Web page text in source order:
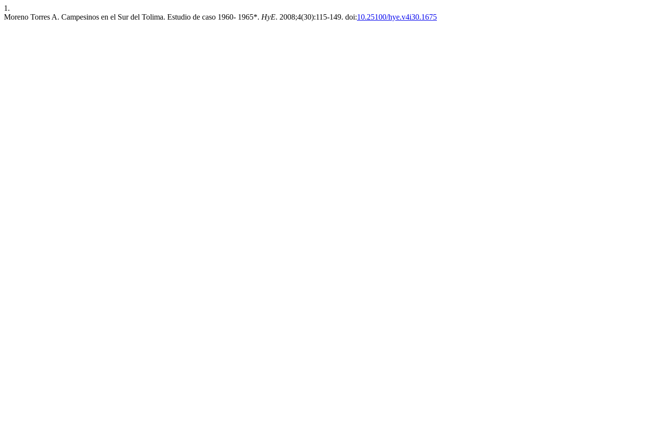
1.
Moreno Torres A. Campesinos en el Sur del Tolima. Estudio de caso 1960- 1965*. HyE. 2008;4(30):115-149. doi:10.25100/hye.v4i30.1675